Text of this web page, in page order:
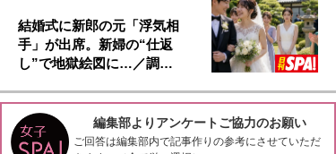
結婚式に新郎の元「浮気相
手」が出席。新婦の“仕返
し”で地獄絵図に…／調…